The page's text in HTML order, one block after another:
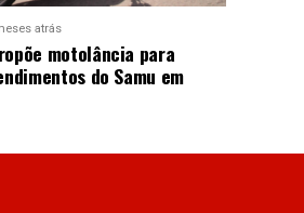
atrás
motolância para
do Samu em